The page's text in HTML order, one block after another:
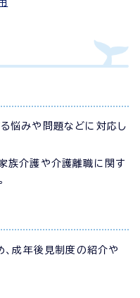
悩みや問題などに対応し
族介護や介護離職に関す
成年後見制度の紹介や